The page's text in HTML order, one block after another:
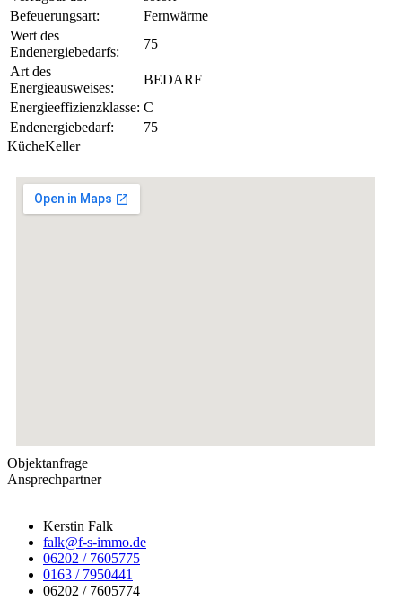
Befeuerungsart:
Fernwärme
Wert des
Endenergiebedarfs:
75
Art des
Energieausweises:
BEDARF
Energieeffizienzklasse: C
Endenergiebedarf:
75
KücheKeller
Objektanfrage
Ansprechpartner
Kerstin Falk
falk@f-s-immo.de
06202 / 7605775
0163 / 7950441
06202 / 7605774